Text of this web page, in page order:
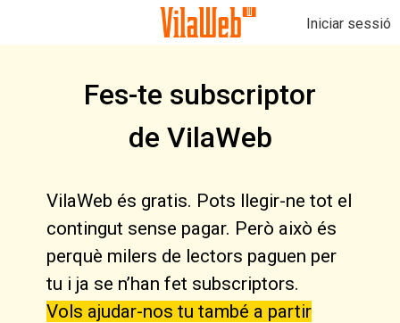
Iniciar sessió
Fes-te subscriptor
de VilaWeb
VilaWeb és gratis. Pots llegir-ne tot el
contingut sense pagar. Però això és
perquè milers de lectors paguen per
tu i ja se n’han fet subscriptors.
Vols ajudar-nos tu també a partir